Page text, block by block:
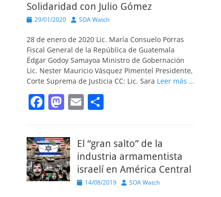
e
b
o
o
k
o
d
o
n
l p
ar
tir
Solidaridad con Julio Gómez
Publicado
29/01/2020 AutorSOA Watch
28 de enero de 2020 Lic. María Consuelo Porras
Fiscal General de la República de Guatemala
Édgar Godoy Samayoa Ministro de Gobernación
Lic. Nester Mauricio Vásquez Pimentel Presidente,
Corte Suprema de Justicia CC: Lic. Sara Leer más …
F
c
e
b
o
M
st
o
d
o
E
l p
ar
tir
El “gran salto” de la
industria armamentista
israelí en América Central
Publicado
14/08/2019 AutorSOA Watch